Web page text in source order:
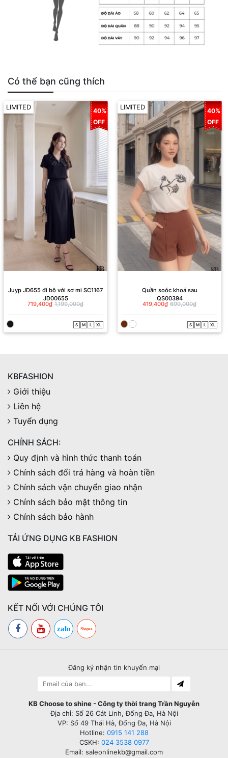
Có thể bạn cũng thích
LIMITED
40%
OFF
Juyp JD655 đi bộ với sơ mi SC1167
JD00655
LIMITED
40%
OFF
Quần soóc khoá sau
QS00394
KBFASHION
Giới thiệu
Liên hệ
Tuyển dụng
CHÍNH SÁCH:
Quy định và hình thức thanh toán
Chính sách đổi trả hàng và hoàn tiền
Chính sách vận chuyển giao nhận
Chính sách bảo mật thông tin
Chính sách bảo hành
TẢI ỨNG DỤNG KB FASHION
KẾT NỐI VỚI CHÚNG TÔI
zalo Shopee
Đăng ký nhận tin khuyến mại
KB Choose to shine - Công ty thời trang Trần Nguyễn
Địa chỉ: Số 26 Cát Linh, Đống Đa, Hà Nội
VP: Số 49 Thái Hà, Đống Đa, Hà Nội
Hotline:0915 141 288
CSKH:
024 3538 0977